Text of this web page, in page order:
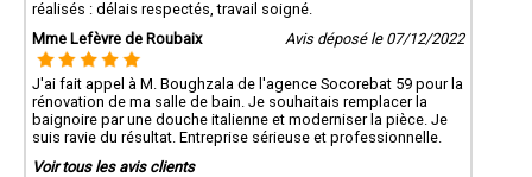
réalisés : délais respectés, travail soigné.
Mme Lefèvre de Roubaix
Avis déposé le 07/12/2022
J'ai fait appel à M. Boughzala de l'agence Socorebat 59 pour la
rénovation de ma salle de bain. Je souhaitais remplacer la
baignoire par une douche italienne et moderniser la pièce. Je
suis ravie du résultat. Entreprise sérieuse et professionnelle.
Voir tous les avis clients